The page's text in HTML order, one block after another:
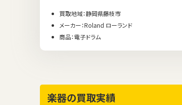
買取地域：静岡県藤枝市
メーカー：Roland ローランド
商品：電子ドラム
楽器の買取実績